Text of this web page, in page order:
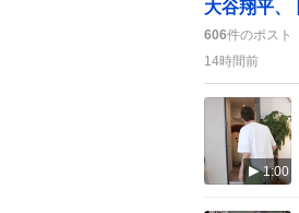
606件のポスト
14時間前
1:00